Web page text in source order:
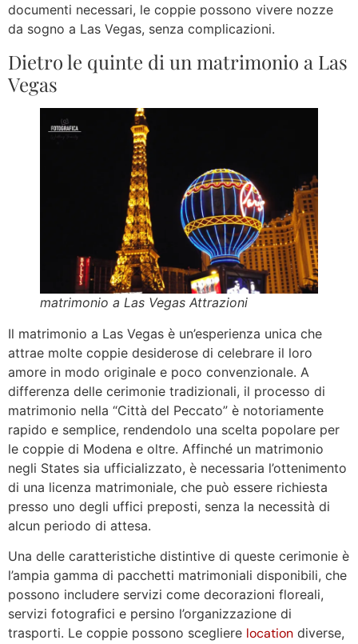
documenti necessari, le coppie possono vivere nozze
da sogno a Las Vegas, senza complicazioni.
Dietro le quinte di un matrimonio a Las
Vegas
matrimonio a Las Vegas Attrazioni
Il matrimonio a Las Vegas è un’esperienza unica che
attrae molte coppie desiderose di celebrare il loro
amore in modo originale e poco convenzionale. A
differenza delle cerimonie tradizionali, il processo di
matrimonio nella “Città del Peccato” è notoriamente
rapido e semplice, rendendolo una scelta popolare per
le coppie di Modena e oltre. Affinché un matrimonio
negli States sia ufficializzato, è necessaria l’ottenimento
di una licenza matrimoniale, che può essere richiesta
presso uno degli uffici preposti, senza la necessità di
alcun periodo di attesa.
Una delle caratteristiche distintive di queste cerimonie è
l’ampia gamma di pacchetti matrimoniali disponibili, che
possono includere servizi come decorazioni floreali,
servizi fotografici e persino l’organizzazione di
trasporti. Le coppie possono scegliere location diverse,